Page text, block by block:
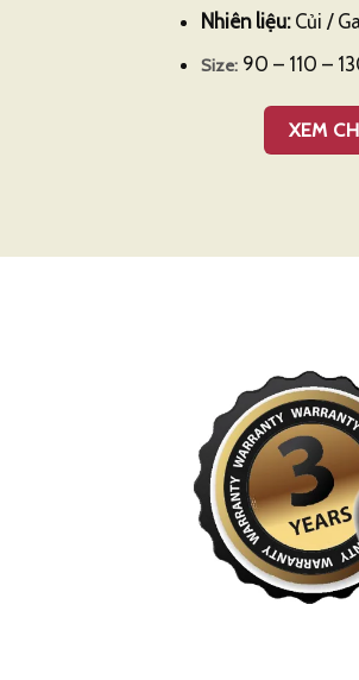
Nhiên liệu:Củi /
Size:90 – 110 –
XEM